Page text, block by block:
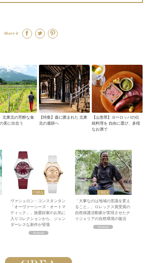
Share it
北東北の芳醇な食
美に出合う
【特集】森に囲まれた 北東
北の遺跡へ
【山形県】ヨーロッパの伝
統料理を 自由に選び、多様
なお酒で
ヴァシュロン・コンスタンタン
「オーヴァーシーズ・オートマ
ティック」。旅愛好家のお気に
入りコレクションから、ジェン
ダーレスな新作が登場
「大事なのは地域の意識を変え
ること」。ロレックス賞受賞の
自然保護活動家が実現させたナ
イジェリアの自然環境の復活